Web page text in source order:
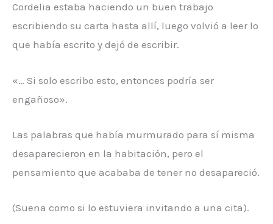
Cordelia estaba haciendo un buen trabajo
escribiendo su carta hasta allí, luego volvió a leer lo
que había escrito y dejó de escribir.
«… Si solo escribo esto, entonces podría ser
engañoso».
Las palabras que había murmurado para sí misma
desaparecieron en la habitación, pero el
pensamiento que acababa de tener no desapareció.
(Suena como si lo estuviera invitando a una cita).